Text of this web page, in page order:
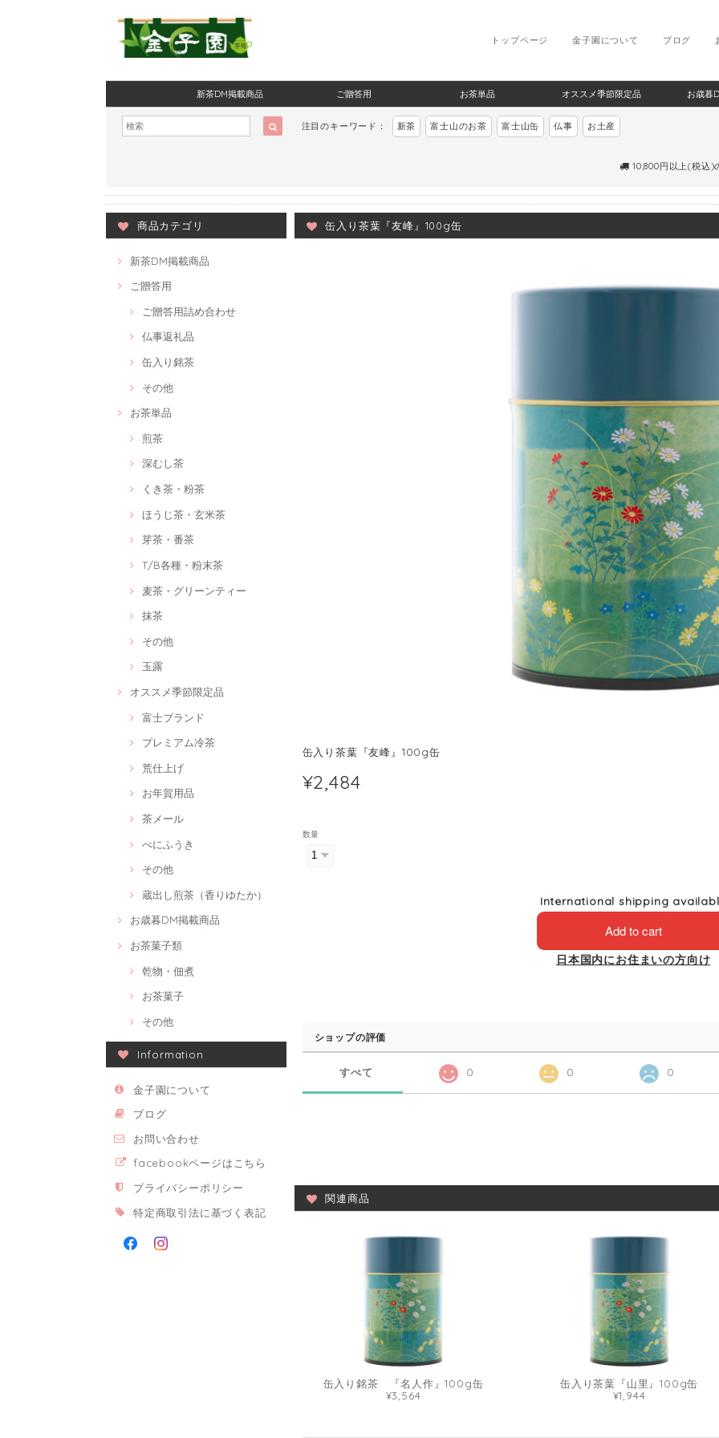
ブログ
金子園について
トップページ
新茶DM掲載商品 ご贈答用 お茶単品 オススメ季節限定品 お歳暮
注目のキーワード： 新茶 富士山のお茶 富士山缶 仏事 お土産
10,800円以上(税込)
商品カテゴリ
新茶DM掲載商品
ご贈答用
ご贈答用詰め合わせ
仏事返礼品
缶入り銘茶
その他
お茶単品
煎茶
深むし茶
くき茶・粉茶
ほうじ茶・玄米茶
芽茶・番茶
T/B各種・粉末茶
麦茶・グリーンティー
抹茶
その他
玉露
オススメ季節限定品
富士ブランド
プレミアム冷茶
荒仕上げ
お年賀用品
茶メール
べにふうき
その他
蔵出し煎茶（香りゆたか）
お歳暮DM掲載商品
お茶菓子類
乾物・佃煮
お茶菓子
その他
Information
金子園について
ブログ
お問い合わせ
facebookページはこちら
プライバシーポリシー
特定商取引法に基づく表記
缶入り茶葉『友峰』100g缶
缶入り茶葉『友峰』100g缶
¥2,484
数量
International shipping
Add to cart
日本国内にお住まいの方向け
ショップの評価
すべて 0 0 0
関連商品
缶入り銘茶 『名人作』100g缶
¥3,564
缶入り茶葉『山里』100g缶
¥1,944